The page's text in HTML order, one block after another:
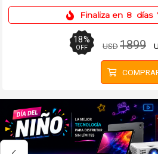
Finaliza en 8 días
29%
OFF USD224